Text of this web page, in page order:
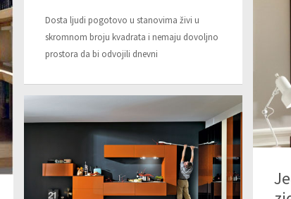
Dosta ljudi pogotovo u stanovima živi u
skromnom broju kvadrata i nemaju dovoljno
prostora da bi odvojili dnevni